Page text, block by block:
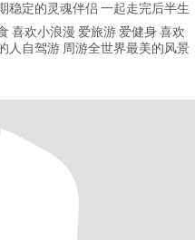
稳定的灵魂伴侣 一起走完后半生
练型体 我最大的愿望就是和我最爱的人自驾游 周游全世界最美的风景